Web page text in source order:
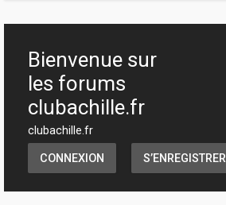
Bienvenue sur
les forums
clubachille.fr
clubachille.fr
CONNEXION S’ENREGISTRER